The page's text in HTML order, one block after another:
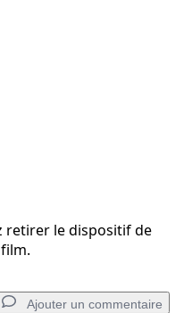
retirer le dispositif de
Ajouter un commentaire